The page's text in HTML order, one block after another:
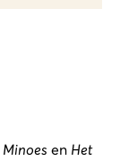
Minoes en Het